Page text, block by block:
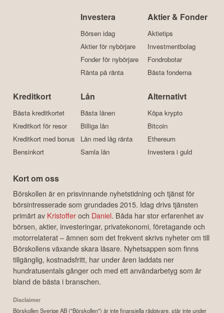
Investera
Börsen idag
Aktier för nybörjare
Fonder för nybörjare
Ränta på ränta
Aktier & Fonder
Aktietips
Investmentbolag
Fondrobotar
Bästa fonderna
Kreditkort
Bästa kreditkortet
Kreditkort för resor
Kreditkort med bonus
Bensinkort
Lån
Bästa lånen
Billiga lån
Lån med låg ränta
Samla lån
Alternativt
Köpa krypto
Bitcoin
Ethereum
Investera i guld
Kort om oss
Börskollen är en prisvinnande nyhetstidning och tjänst för
börsintresserade som grundades 2015. Idag drivs tjänsten
primärt av Kristofferoch Daniel. Båda har stor erfarenhet av
börsen, aktier, investeringar, privatekonomi, företagande och
motorrelaterat – ämnen som det frekvent skrivs nyheter om till
Börskollens växande skara läsare. Nyhetsappen som finns
tillgänglig, kostnadsfritt, har under åren laddats ner
hundratusentals gånger och med ett användarbetyg som är
bland de bästa i branschen.
Disclaimer
Börskollen Sverige AB ("Börskollen") är inte finansiella rådgivare, står inte under